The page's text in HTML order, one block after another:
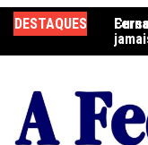
para
o
DESTAQUES